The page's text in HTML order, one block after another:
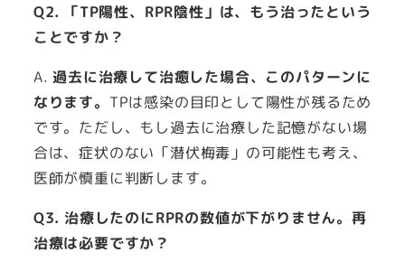
Q2. 「TP陽性、RPR陰性」は、もう治ったという
ことですか？
A.過去に治療して治癒した場合、このパターンに
なります。 TPは感染の目印として陽性が残るため
です。ただし、もし過去に治療した記憶がない場
合は、症状のない「潜伏梅毒」の可能性も考え、
医師が慎重に判断します。
Q3. 治療したのにRPRの数値が下がりません。再
治療は必要ですか？